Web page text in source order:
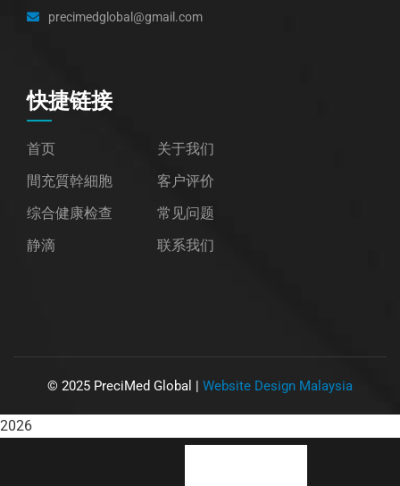
precimedglobal@gmail.com
快捷链接
首页
間充質幹細胞
综合健康检查
静滴
关于我们
客户评价
常见问题
联系我们
© 2025 PreciMed Global | Website Design Malaysia
2026